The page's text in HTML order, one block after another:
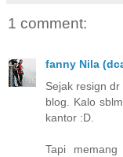
1 comment:
fanny Nila
Sejak resign
blog. Kalo
kantor :D.
Tapi